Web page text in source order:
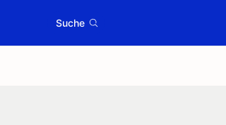
Suche